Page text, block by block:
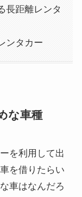
長距離レンタ
ンタカー
な車種
を利用して出
を借りたらい
車はなんだろ